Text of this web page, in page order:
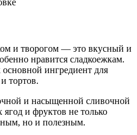
и творогом — это вкусный и
нравится сладкоежкам.
основной ингредиент для
тортов.
и насыщенной сливочной
и фруктов не только
но и полезным.